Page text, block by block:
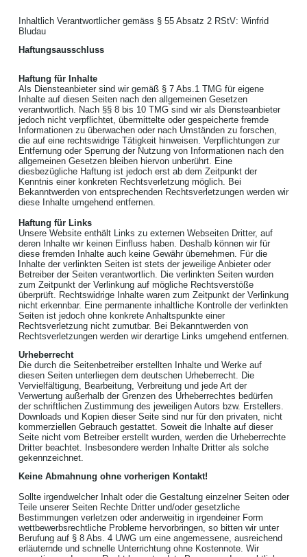
Inhaltlich Verantwortlicher gemäss § 55 Absatz 2 RStV: Winfrid
Bludau
Haftungsausschluss
Haftung für Inhalte
Als Diensteanbieter sind wir gemäß § 7 Abs.1 TMG für eigene
Inhalte auf diesen Seiten nach den allgemeinen Gesetzen
verantwortlich. Nach §§ 8 bis 10 TMG sind wir als Diensteanbieter
jedoch nicht verpflichtet, übermittelte oder gespeicherte fremde
Informationen zu überwachen oder nach Umständen zu forschen,
die auf eine rechtswidrige Tätigkeit hinweisen. Verpflichtungen zur
Entfernung oder Sperrung der Nutzung von Informationen nach den
allgemeinen Gesetzen bleiben hiervon unberührt. Eine
diesbezügliche Haftung ist jedoch erst ab dem Zeitpunkt der
Kenntnis einer konkreten Rechtsverletzung möglich. Bei
Bekanntwerden von entsprechenden Rechtsverletzungen werden wir
diese Inhalte umgehend entfernen.
Haftung für Links
Unsere Website enthält Links zu externen Webseiten Dritter, auf
deren Inhalte wir keinen Einfluss haben. Deshalb können wir für
diese fremden Inhalte auch keine Gewähr übernehmen. Für die
Inhalte der verlinkten Seiten ist stets der jeweilige Anbieter oder
Betreiber der Seiten verantwortlich. Die verlinkten Seiten wurden
zum Zeitpunkt der Verlinkung auf mögliche Rechtsverstöße
überprüft. Rechtswidrige Inhalte waren zum Zeitpunkt der Verlinkung
nicht erkennbar. Eine permanente inhaltliche Kontrolle der verlinkten
Seiten ist jedoch ohne konkrete Anhaltspunkte einer
Rechtsverletzung nicht zumutbar. Bei Bekanntwerden von
Rechtsverletzungen werden wir derartige Links umgehend entfernen.
Urheberrecht
Die durch die Seitenbetreiber erstellten Inhalte und Werke auf
diesen Seiten unterliegen dem deutschen Urheberrecht. Die
Vervielfältigung, Bearbeitung, Verbreitung und jede Art der
Verwertung außerhalb der Grenzen des Urheberrechtes bedürfen
der schriftlichen Zustimmung des jeweiligen Autors bzw. Erstellers.
Downloads und Kopien dieser Seite sind nur für den privaten, nicht
kommerziellen Gebrauch gestattet. Soweit die Inhalte auf dieser
Seite nicht vom Betreiber erstellt wurden, werden die Urheberrechte
Dritter beachtet. Insbesondere werden Inhalte Dritter als solche
gekennzeichnet.
Keine Abmahnung ohne vorherigen Kontakt!
Sollte irgendwelcher Inhalt oder die Gestaltung einzelner Seiten oder
Teile unserer Seiten Rechte Dritter und/oder gesetzliche
Bestimmungen verletzen oder anderweitig in irgendeiner Form
wettbewerbsrechtliche Probleme hervorbringen, so bitten wir unter
Berufung auf § 8 Abs. 4 UWG um eine angemessene, ausreichend
erläuternde und schnelle Unterrichtung ohne Kostennote. Wir